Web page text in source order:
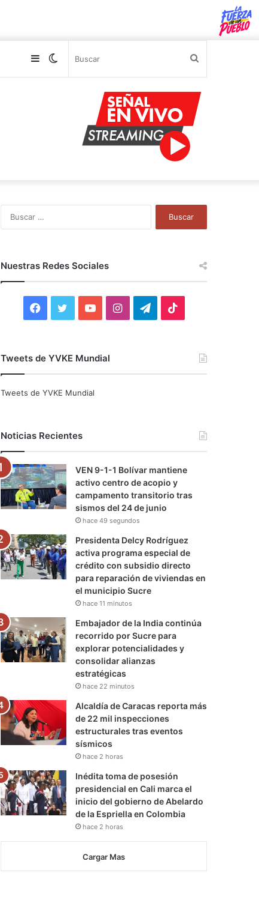
Switch
Sidebar
Nuestras Redes Sociales
F
c
o
k
i
r
Y
u
e
I
r
a
m
T
a
m
Tweets de YVKE Mundial
Tweets de YVKE Mundial
Noticias Recientes
VEN 9-1-1 Bolívar mantiene
activo centro de acopio y
campamento transitorio tras
sismos del 24 de junio
hace 49 segundos
Presidenta Delcy Rodríguez
activa programa especial de
crédito con subsidio directo
para reparación de viviendas en
el municipio Sucre
hace 11 minutos
Embajador de la India continúa
recorrido por Sucre para
explorar potencialidades y
consolidar alianzas
estratégicas
hace 22 minutos
Alcaldía de Caracas reporta más
de 22 mil inspecciones
estructurales tras eventos
sísmicos
hace 2 horas
Inédita toma de posesión
presidencial en Cali marca el
inicio del gobierno de Abelardo
de la Espriella en Colombia
hace 2 horas
Cargar Mas